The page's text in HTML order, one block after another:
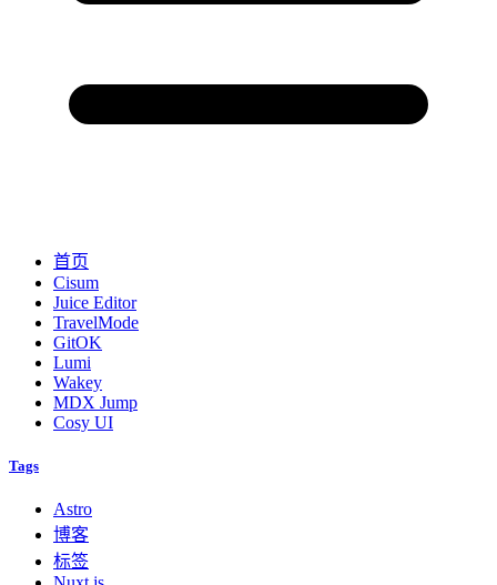
首页
Cisum
Juice Editor
TravelMode
GitOK
Lumi
Wakey
MDX Jump
Cosy UI
Tags
Astro
博客
标签